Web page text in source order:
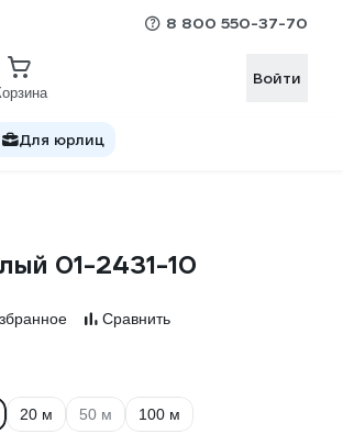
8 800 550-37-70
Войти
Для юрлиц
01-2431-10
Сравнить
20 м 50 м 100 м